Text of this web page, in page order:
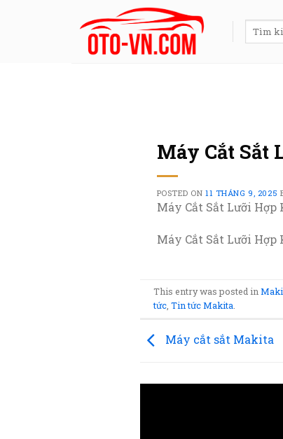
Tìm
kiếm:
Máy Cắt Sắt
POSTED ON11 THÁNG 9, 2025
Máy Cắt Sắt Lưỡi
Máy Cắt Sắt Lưỡi
This entry was posted in
tức, Tin tức Makita
Máy cắt sắt Makita